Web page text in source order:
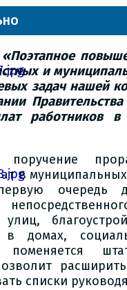
«Поэтапное
и
задач нашей
работников
поручение
в
очередь
домах,
списки